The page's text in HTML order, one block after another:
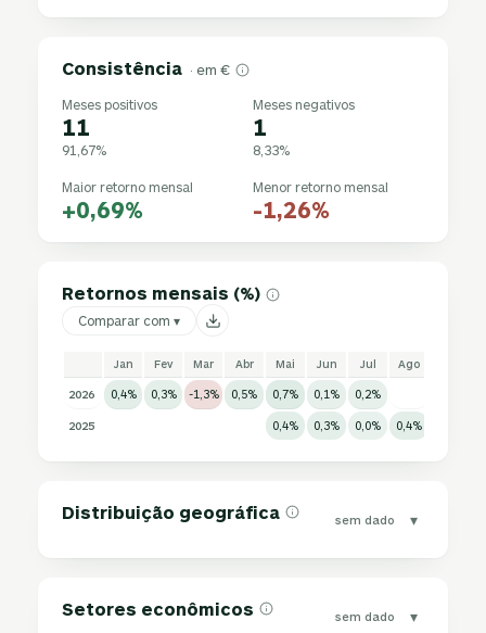
Consistência · em €
Meses positivos
11
91,67%
Meses negativos
1
8,33%
Maior retorno mensal
+0,69%
Menor retorno mensal
-1,26%
Retornos mensais (%)
Comparar com ▾
Jan Fev Mar Abr Mai Jun Jul Ago
2026 0,4% 0,3% -1,3% 0,5% 0,7% 0,1% 0,2%
2025 0,4% 0,3% 0,0% 0,4%
Distribuição geográfica sem dado ▾
Setores econômicos sem dado ▾